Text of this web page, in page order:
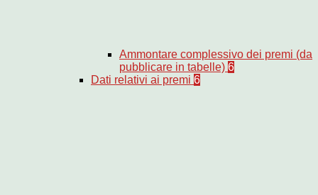
Ammontare complessivo dei premi (da
pubblicare in tabelle) 6
Dati relativi ai premi 6